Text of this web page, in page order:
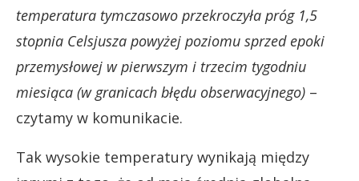
temperatura tymczasowo przekroczyła próg 1,5
stopnia Celsjusza powyżej poziomu sprzed epoki
przemysłowej w pierwszym i trzecim tygodniu
miesiąca (w granicach błędu obserwacyjnego) –
czytamy w komunikacie.
Tak wysokie temperatury wynikają między